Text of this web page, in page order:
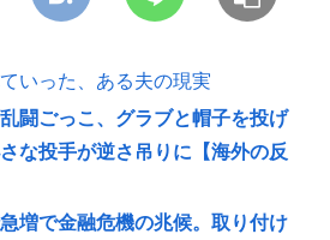
いった、ある夫の現実
闘ごっこ、グラブと帽子を投げ
な投手が逆さ吊りに【海外の反
増で金融危機の兆候。取り付け